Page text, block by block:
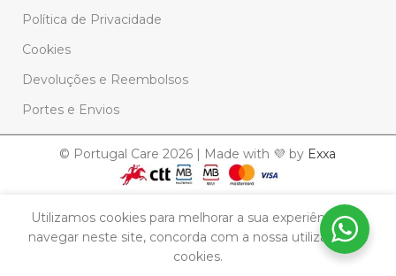
Política de Privacidade
Cookies
Devoluções e Reembolsos
Portes e Envios
© Portugal Care 2026 | Made with 💜 by Exxa
Utilizamos cookies para melhorar a sua experiência. Ao
navegar neste site, concorda com a nossa utilização de
cookies.
Sabonete
Decorativo
Em
stock